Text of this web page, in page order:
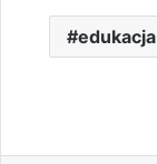
edukacja